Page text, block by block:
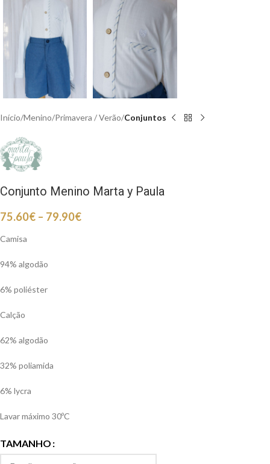
Início Menino Primavera / Verão Conjuntos
Conjunto Menino Marta y Paula
75.60€ – 79.90€
Camisa
94% algodão
6% poliéster
Calção
62% algodão
32% poliamida
6% lycra
Lavar máximo 30ºC
TAMANHO